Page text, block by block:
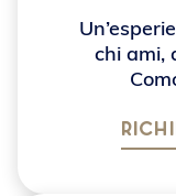
chi ami,